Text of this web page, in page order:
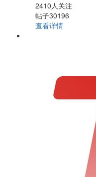
2410人关注
帖子30196
查看详情